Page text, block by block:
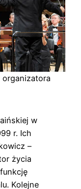
organizatora
w
r. Ich
–
życia
Kolejne